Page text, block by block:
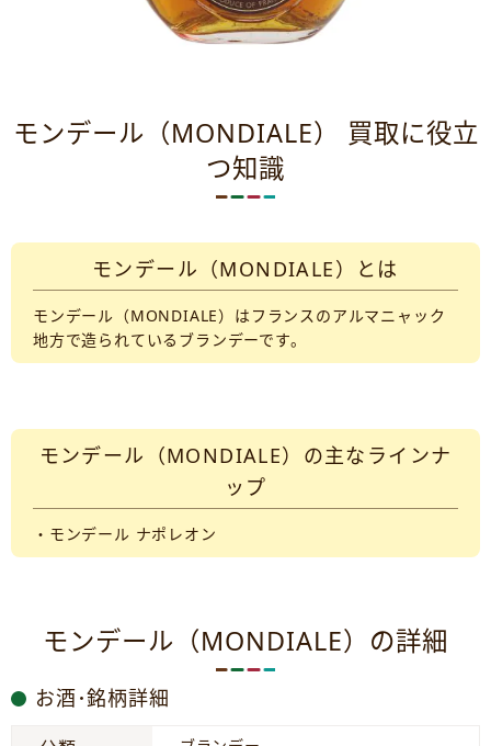
モンデール（MONDIALE） 買取に役立
つ知識
モンデール（MONDIALE）とは
モンデール（MONDIALE）はフランスのアルマニャック
地方で造られているブランデーです。
モンデール（MONDIALE）の主なラインナ
ップ
・モンデール ナポレオン
モンデール（MONDIALE）の詳細
お酒･銘柄詳細